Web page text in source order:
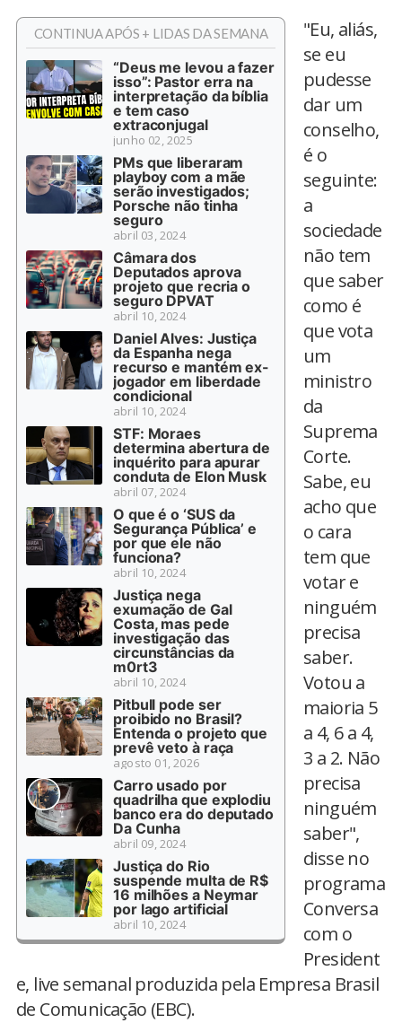
CONTINUA APÓS + LIDAS DA SEMANA
“Deus me levou a fazer
isso”: Pastor erra na
interpretação da bíblia
e tem caso
extraconjugal
junho 02, 2025
PMs que liberaram
playboy com a mãe
serão investigados;
Porsche não tinha
seguro
abril 03, 2024
Câmara dos
Deputados aprova
projeto que recria o
seguro DPVAT
abril 10, 2024
Daniel Alves: Justiça
da Espanha nega
recurso e mantém ex-
jogador em liberdade
condicional
abril 10, 2024
STF: Moraes
determina abertura de
inquérito para apurar
conduta de Elon Musk
abril 07, 2024
O que é o ‘SUS da
Segurança Pública’ e
por que ele não
funciona?
abril 10, 2024
Justiça nega
exumação de Gal
Costa, mas pede
investigação das
circunstâncias da
m0rt3
abril 10, 2024
Pitbull pode ser
proibido no Brasil?
Entenda o projeto que
prevê veto à raça
agosto 01, 2026
Carro usado por
quadrilha que explodiu
banco era do deputado
Da Cunha
abril 09, 2024
Justiça do Rio
suspende multa de R$
16 milhões a Neymar
por lago artificial
abril 10, 2024
"Eu, aliás,
se eu
pudesse
dar um
conselho,
é o
seguinte:
a
sociedade
não tem
que saber
como é
que vota
um
ministro
da
Suprema
Corte.
Sabe, eu
acho que
o cara
tem que
votar e
ninguém
precisa
saber.
Votou a
maioria 5
a 4, 6 a 4,
3 a 2. Não
precisa
ninguém
saber",
disse no
programa
Conversa
com o
President
e, live semanal produzida pela Empresa Brasil
de Comunicação (EBC).